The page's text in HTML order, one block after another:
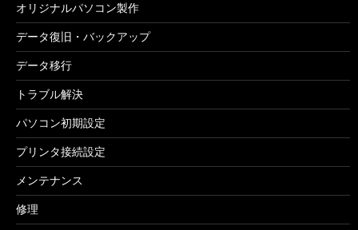
オリジナルパソコン製作
データ復旧・バックアップ
データ移行
トラブル解決
パソコン初期設定
プリンタ接続設定
メンテナンス
修理